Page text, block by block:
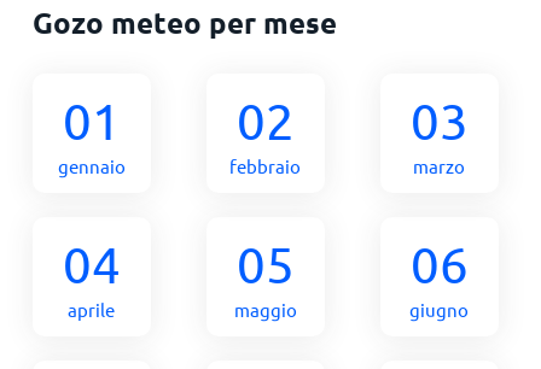
Gozo meteo per mese
01
gennaio
02
febbraio
03
marzo
04
aprile
05
maggio
06
giugno